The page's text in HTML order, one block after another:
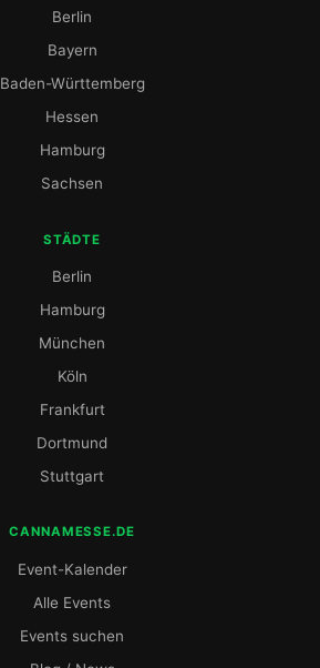
Berlin
Bayern
Baden-Württemberg
Hessen
Hamburg
Sachsen
STÄDTE
Berlin
Hamburg
München
Köln
Frankfurt
Dortmund
Stuttgart
CANNAMESSE.DE
Event-Kalender
Alle Events
Events suchen